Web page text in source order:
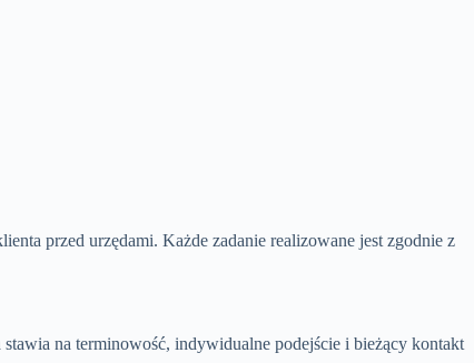
przed urzędami. Każde zadanie realizowane jest zgodnie z
na terminowość, indywidualne podejście i bieżący kontakt